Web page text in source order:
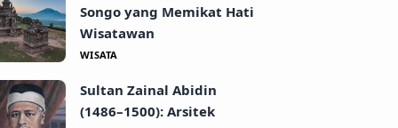
Songo yang Memikat Hati
Wisatawan
WISATA
Sultan Zainal Abidin
(1486–1500): Arsitek